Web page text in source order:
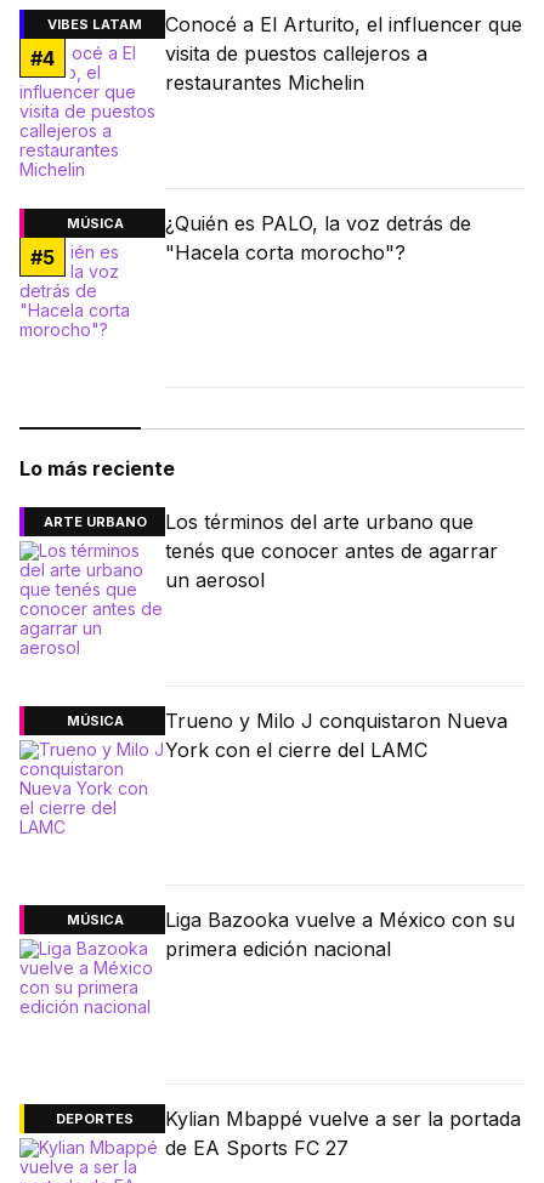
VIBES LATAM
#4
Conocé a El Arturito, el influencer que
visita de puestos callejeros a
restaurantes Michelin
MÚSICA
#5
¿Quién es PALO, la voz detrás de
"Hacela corta morocho"?
Lo más reciente
ARTE URBANO
Los términos del arte urbano que
tenés que conocer antes de agarrar
un aerosol
MÚSICA
Trueno y Milo J conquistaron Nueva
York con el cierre del LAMC
MÚSICA
Liga Bazooka vuelve a México con su
primera edición nacional
DEPORTES
Kylian Mbappé vuelve a ser la portada
de EA Sports FC 27